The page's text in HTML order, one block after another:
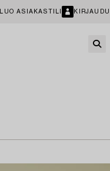
LUO ASIAKASTILI KIRJAUDU